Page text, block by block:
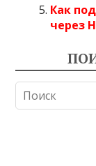
Как
через